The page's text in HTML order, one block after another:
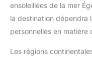
ensoleillées de la mer
la destination dépendra
personnelles en matière
Les régions